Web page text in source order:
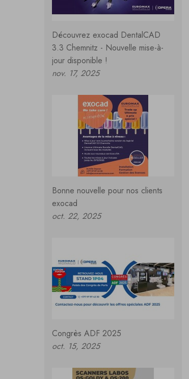
Découvrez exocad DentalCAD
3.3 Chemnitz - Nouvelle mise-à-
jour disponible !
nov. 17, 2025
Bonne nouvelle pour nos clients
exocad
oct. 22, 2025
Congrès ADF 2025
oct. 15, 2025